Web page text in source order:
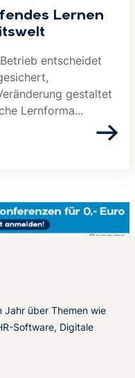
Lernen
entscheidet
gestaltet
Lernforma...
Jahr über Themen wie
Software, Digitale